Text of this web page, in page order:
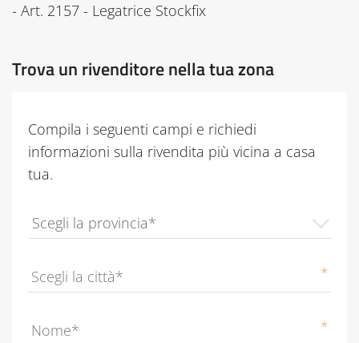
- Art. 2157 - Legatrice Stockfix
Trova un rivenditore nella tua zona
Compila i seguenti campi e richiedi
informazioni sulla rivendita più vicina a casa
tua.